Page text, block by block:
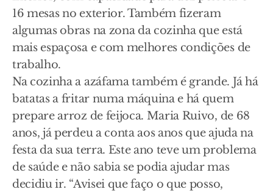
16 mesas no exterior. Também fizeram
algumas obras na zona da cozinha que está
mais espaçosa e com melhores condições de
trabalho.
Na cozinha a azáfama também é grande. Já há
batatas a fritar numa máquina e há quem
prepare arroz de feijoca. Maria Ruivo, de 68
anos, já perdeu a conta aos anos que ajuda na
festa da sua terra. Este ano teve um problema
de saúde e não sabia se podia ajudar mas
decidiu ir. “Avisei que faço o que posso,